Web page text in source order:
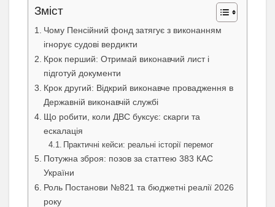
Зміст
Чому Пенсійний фонд затягує з виконанням
ігнорує судові вердикти
Крок перший: Отримай виконавчий лист і
підготуй документи
Крок другий: Відкрий виконавче провадження в
Державній виконавчій службі
Що робити, коли ДВС буксує: скарги та
ескалація
Практичні кейси: реальні історії перемог
Потужна зброя: позов за статтею 383 КАС
України
Роль Постанови №821 та бюджетні реалії 2026
року